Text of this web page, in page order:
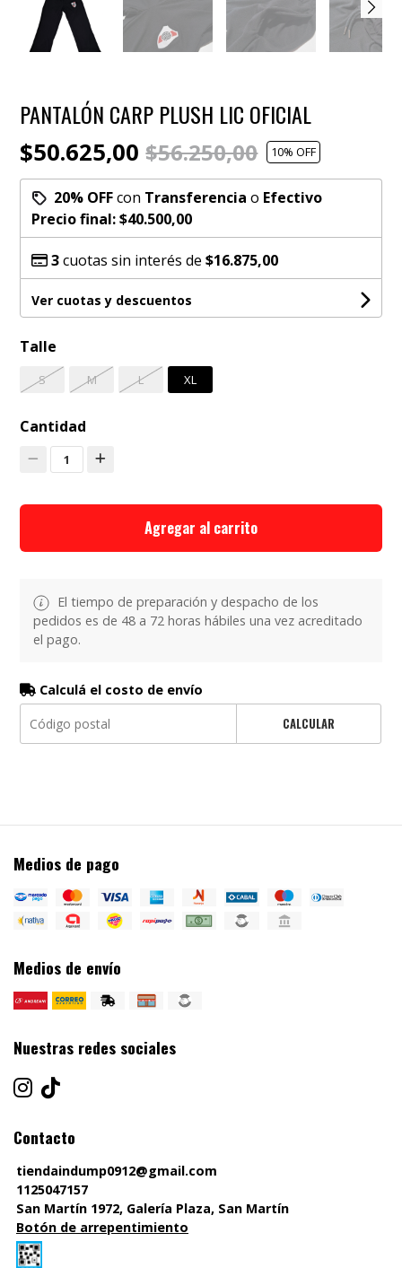
PANTALÓN CARP PLUSH LIC OFICIAL
$50.625,00$56.250,00 10% OFF
20% OFFcon Transferencia o Efectivo
Precio final:$40.500,00
3cuotas sin interés de$16.875,00
Ver cuotas y descuentos
Talle
S M L XL
Cantidad
1
Agregar al carrito
El tiempo de preparación y despacho de los
pedidos es de 48 a 72 horas hábiles una vez acreditado
el pago.
Calculá el costo de envío
CALCULAR
Medios de pago
Medios de envío
Nuestras redes sociales
Contacto
tiendaindump0912@gmail.com
1125047157
San Martín 1972, Galería Plaza, San Martín
Botón de arrepentimiento